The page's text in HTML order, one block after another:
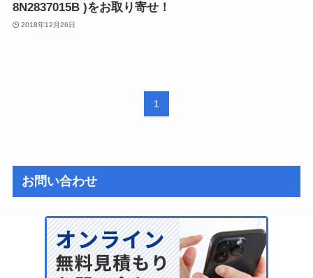
8N2837015B )をお取り寄せ！
2018年12月26日
1
お問い合わせ